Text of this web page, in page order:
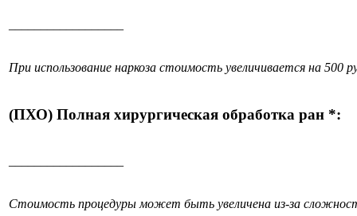
При использование наркоза стоимость увеличивается на 500
(ПХО) Полная хирургическая обработка ран *:
Стоимость процедуры может быть увеличена из-за